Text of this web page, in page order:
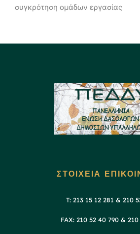
συγκρότηση ομάδων εργασίας
ΣΤΟΙΧΕΙΑ
T: 213 15 12 281 & 210
FAX: 210 52 40 790 &